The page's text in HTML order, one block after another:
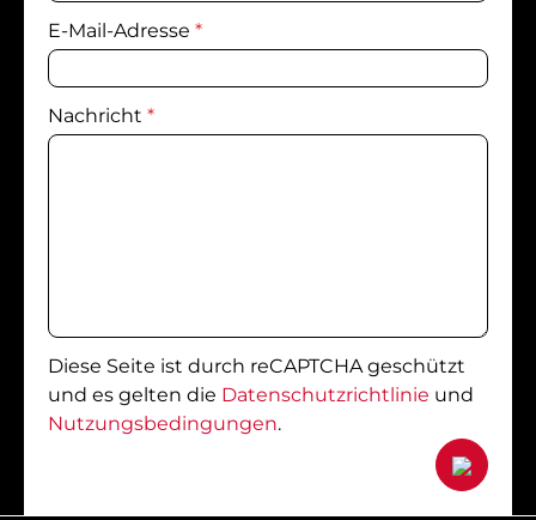
E-Mail-Adresse *
Nachricht *
Diese Seite ist durch reCAPTCHA geschützt
und es gelten die Datenschutzrichtlinie und
Nutzungsbedingungen.